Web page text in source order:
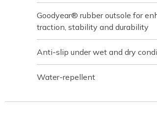
Goodyear® rubber outsole for
traction, stability and durability
Anti-slip under wet and dry
Water-repellent